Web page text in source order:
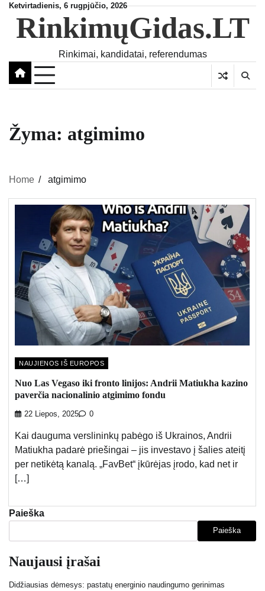
Skip
content
Ketvirtadienis, 6 rugpjūčio, 2026
RinkimųGidas.LT
Rinkimai, kandidatai, referendumas
Žyma: atgimimo
Home atgimimo
NAUJIENOS IŠ EUROPOS
Nuo Las Vegaso iki fronto linijos: Andrii Matiukha kazino
paverčia nacionalinio atgimimo fondu
22 Liepos, 2025 0
Kai dauguma verslininkų pabėgo iš Ukrainos, Andrii
Matiukha padarė priešingai – jis investavo į šalies ateitį
per netikėtą kanalą. „FavBet“ įkūrėjas įrodo, kad net ir
[…]
Paieška
Paieška
Naujausi įrašai
Didžiausias dėmesys: pastatų energinio naudingumo gerinimas